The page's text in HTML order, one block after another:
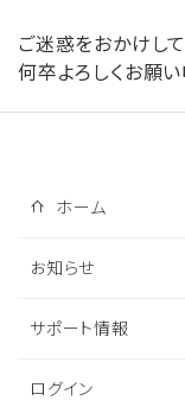
ご迷惑をおかけし
何卒よろしくお願い
ホーム
お知らせ
サポート情報
ログイン